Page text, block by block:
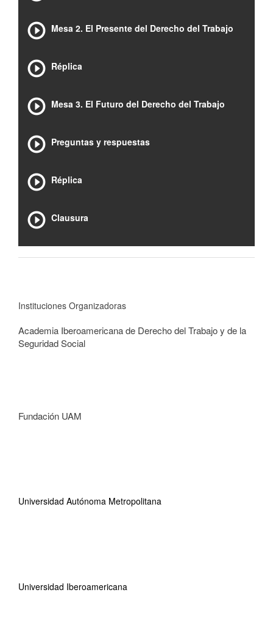
Mesa 2. El Presente del Derecho del Trabajo
Réplica
Mesa 3. El Futuro del Derecho del Trabajo
Preguntas y respuestas
Réplica
Clausura
Instituciones Organizadoras
Academia Iberoamericana de Derecho del Trabajo y de la
Seguridad Social
Fundación UAM
Universidad Autónoma Metropolitana
Universidad Iberoamericana